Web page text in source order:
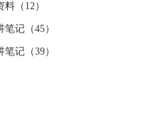
（12）
记（45）
记（39）